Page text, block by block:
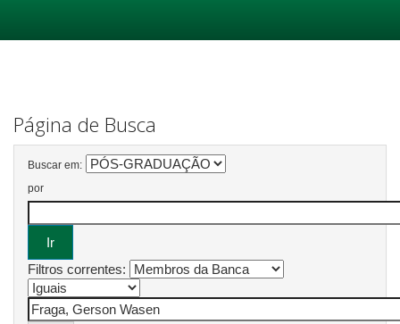
Página de Busca
Buscar em:
por
Filtros correntes: